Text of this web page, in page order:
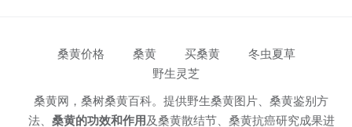
桑黄价格 桑黄 买桑黄
冬虫夏草
野生灵芝
桑黄网，桑树桑黄百科。提供野生桑黄图片、桑黄鉴别方
法、 桑黄的功效和作用及桑黄散结节、桑黄抗癌研究成果进